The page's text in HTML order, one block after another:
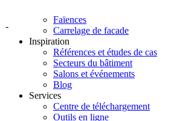
-
Faïences
Carrelage de facade
Inspiration
Références et études de cas
Secteurs du bâtiment
Salons et événements
Blog
Services
Centre de téléchargement
Outils en ligne